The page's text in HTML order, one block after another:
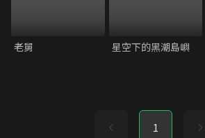
老舅 星空下的黑潮島嶼
1